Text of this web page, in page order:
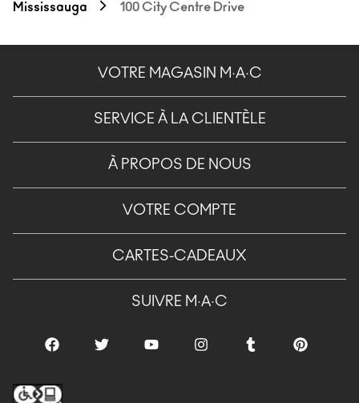
Mississauga
100 City Centre Drive
VOTRE MAGASIN M·A·C
SERVICE À LA CLIENTÈLE
À PROPOS DE NOUS
VOTRE COMPTE
CARTES-CADEAUX
SUIVRE M·A·C